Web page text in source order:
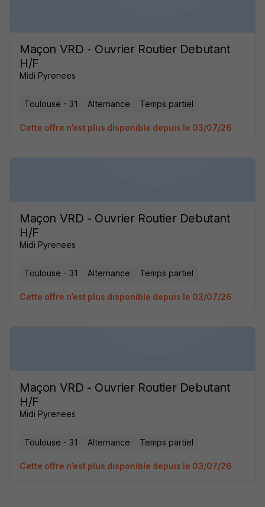
Maçon VRD - Ouvrier Routier Debutant
H/F
Midi Pyrenees
Toulouse - 31 Alternance Temps partiel
Cette offre n’est plus disponible depuis le 03/07/26
Maçon VRD - Ouvrier Routier Debutant
H/F
Midi Pyrenees
Toulouse - 31 Alternance Temps partiel
Cette offre n’est plus disponible depuis le 03/07/26
Maçon VRD - Ouvrier Routier Debutant
H/F
Midi Pyrenees
Toulouse - 31 Alternance Temps partiel
Cette offre n’est plus disponible depuis le 03/07/26